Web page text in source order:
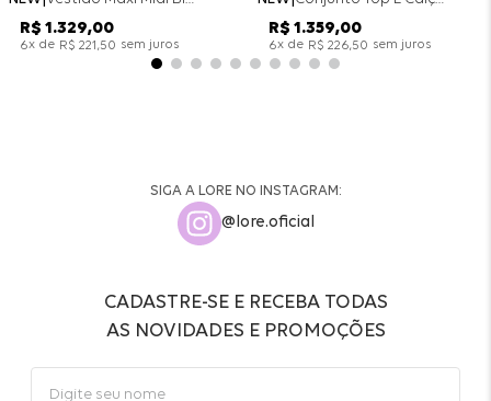
R$ 1.329,00
6x de R$ 221,50 sem juros
R$ 1.359,00
6x de R$ 226,50 sem juros
SIGA A LORE NO INSTAGRAM:
@lore.oficial
CADASTRE-SE E RECEBA TODAS
AS NOVIDADES E PROMOÇÕES